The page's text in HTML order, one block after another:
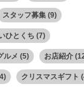
スタッフ募集 (9)
ひとくち (7)
ルメ (5) お店紹介
クリスマスギフト